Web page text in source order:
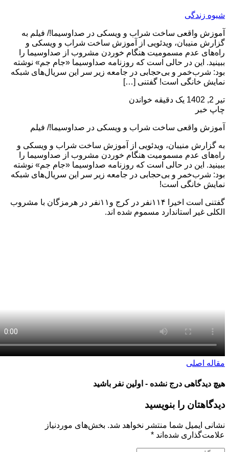
واقعی ساخت شراب و ویسکی در صداوسیما!/ فیلم به
منیبان، ویدئویی از آموزش ساخت شراب و ویسکی و
عدم مسمومیت هنگام خوردن مشروب از صداوسیما را
این در حالی است که روزنامه صداوسیما «جام جم» نوشته
و بی‌حجابی در جامعه زیر سر این سریال‌های شبکه
خانگی است! گفتنی […]
یک دقیقه خواندن
واقعی ساخت شراب و ویسکی در صداوسیما!/ فیلم
منیبان، ویدئویی از آموزش ساخت شراب و ویسکی و
عدم مسمومیت هنگام خوردن مشروب از صداوسیما را
این در حالی است که روزنامه صداوسیما «جام جم» نوشته
و بی‌حجابی در جامعه زیر سر این سریال‌های شبکه
خانگی است!
گفتنی است اخیرا ۱۱۴نفر در کرج و۱۱نفر در هرمزگان با مشروب
غیر استاندارد مسموم شده اند.
اصلی
درج نشده - اولین نفر باشید
را بنویسید
ایمیل شما منتشر نخواهد شد. بخش‌های موردنیاز
شده‌اند*